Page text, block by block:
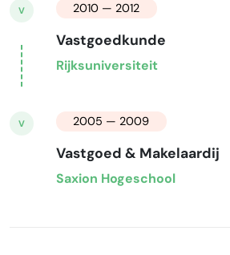
V 2010 — 2012
Vastgoedkunde
Rijksuniversiteit
V 2005 — 2009
Vastgoed & Makelaardij
Saxion Hogeschool